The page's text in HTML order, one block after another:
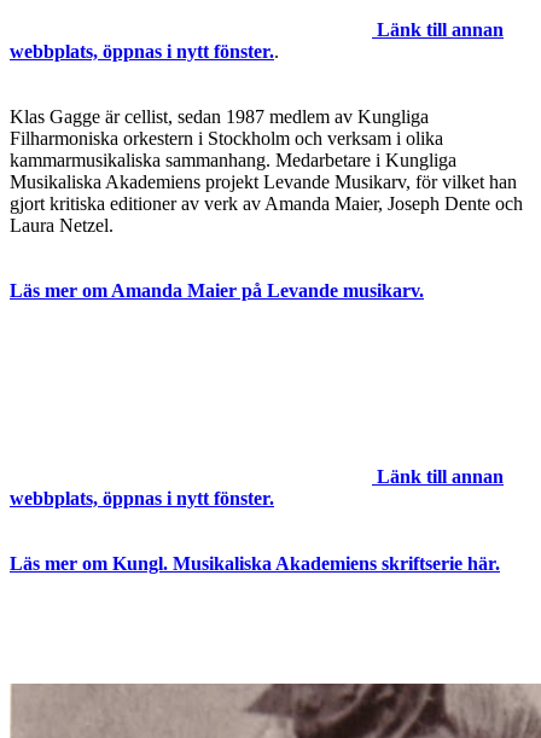
Länk till annan
webbplats, öppnas i nytt fönster..
Klas Gagge är cellist, sedan 1987 medlem av Kungliga
Filharmoniska orkestern i Stockholm och verksam i olika
kammarmusikaliska sammanhang. Medarbetare i Kungliga
Musikaliska Akademiens projekt Levande Musikarv, för vilket han
gjort kritiska editioner av verk av Amanda Maier, Joseph Dente och
Laura Netzel.
Läs mer om Amanda Maier på Levande musikarv.
Länk till annan
webbplats, öppnas i nytt fönster.
Läs mer om Kungl. Musikaliska Akademiens skriftserie här.